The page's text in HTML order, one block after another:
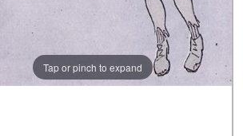
Tap or pinch to expand